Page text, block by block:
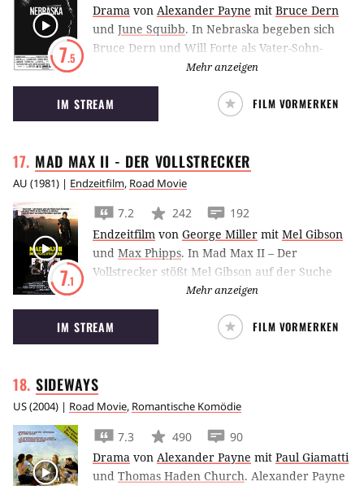
7.5
Drama von Alexander Payne mit Bruce Dern
und June Squibb. In Nebraska begeben sich
Bruce Dern und Will Forte als Vater-Sohn-
Gespann von Montana nach Nebraska, um
einen Millionengewinn in Empfang zu
nehmen. Alexander Paynes Drama stand 2013
im Wettbewerb um die Goldene Palme von
Mehr anzeigen
IM STREAM FILM VORMERKEN
MAD MAX II - DER VOLLSTRECKER
AU (1981) | Endzeitfilm, Road Movie
7.1
7.2 242
192
Endzeitfilm von George Miller mit Mel Gibson
und Max Phipps. In Mad Max II – Der
Vollstrecker stößt Mel Gibson auf der Suche
nach Treibstoff auf eine Gruppe
Überlebender, die eine Raffinerie verteidigen.
Doch auf ihre Vorräte haben es auch die
Gangs abgesehen.
Mehr anzeigen
IM STREAM FILM VORMERKEN
SIDEWAYS
US(2004) | Road Movie, Romantische Komödie
7.3 490
90
Drama von Alexander Payne mit Paul Giamatti
und Thomas Haden Church. Alexander Payne